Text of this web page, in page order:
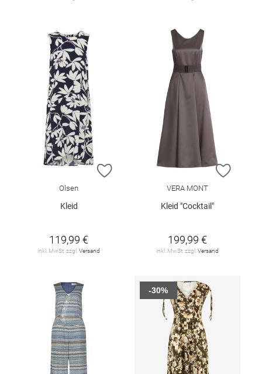
ZUR WUNSCHLISTE HINZUFÜGEN
Olsen
Kleid
119,99 €
inkl. MwSt. zzgl.Versand
ZUR
VERA MONT
Kleid "Cocktail"
199,99 €
inkl. MwSt. zzgl.Versand
-30%